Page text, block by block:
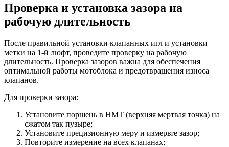
Проверка и установка зазора на
рабочую длительность
После правильной установки клапанных игл и установки
метки на 1-й люфт, проведите проверку на рабочую
длительность. Проверка зазоров важна для обеспечения
оптимальной работы мотоблока и предотвращения износа
клапанов.
Для проверки зазора:
Установите поршень в НМТ (верхняя мертвая точка) на
сжатом так пузыре;
Установите прецизионную меру и измерьте зазор;
Повторите измерение на всех клапанах;